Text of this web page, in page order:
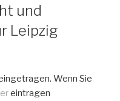
und
Leipzig
Wenn Sie
eintragen